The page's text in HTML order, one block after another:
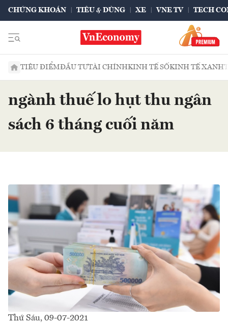
CHỨNG KHOÁN TIÊU & DÙNG XE VNE TV TECH
TIÊU ĐIỂMĐẦU TƯTÀI CHÍNHKINH TẾ SỐKINH TẾ XANH
ngành thuế lo hụt thu ngân
sách 6 tháng cuối năm
Thứ Sáu, 09-07-2021